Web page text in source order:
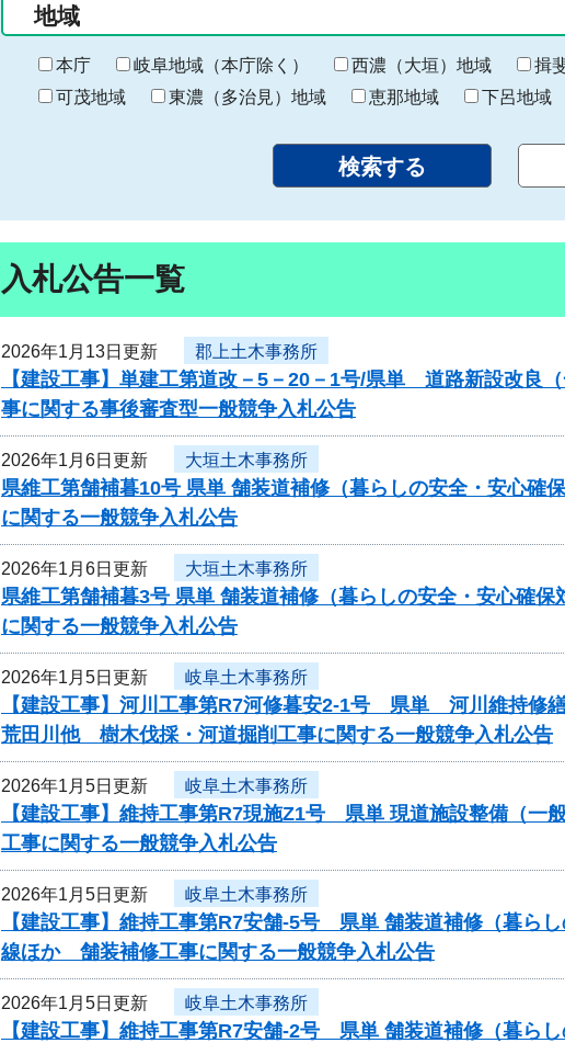
の
始
ま
り
終
わ
り
地域
本庁 岐阜地域（本庁除く） 西濃（大垣）地域 揖
可茂地域
東濃（多治見）地域 恵那地域 下呂地域
入札公告一覧
2026年1月13日更新 郡上土木事務所
【建設工事】単建工第道改－5－20－1号/県単 道路新設改良
事に関する事後審査型一般競争入札公告
2026年1月6日更新 大垣土木事務所
県維工第舗補暮10号 県単 舗装道補修（暮らしの安全・安心確
に関する一般競争入札公告
2026年1月6日更新 大垣土木事務所
県維工第舗補暮3号 県単 舗装道補修（暮らしの安全・安心確
に関する一般競争入札公告
2026年1月5日更新 岐阜土木事務所
【建設工事】河川工事第R7河修暮安2-1号 県単 河川維持修
荒田川他 樹木伐採・河道掘削工事に関する一般競争入札公告
2026年1月5日更新 岐阜土木事務所
【建設工事】維持工事第R7現施Z1号 県単 現道施設整備（
工事に関する一般競争入札公告
2026年1月5日更新 岐阜土木事務所
【建設工事】維持工事第R7安舗-5号 県単 舗装道補修（暮ら
線ほか 舗装補修工事に関する一般競争入札公告
2026年1月5日更新 岐阜土木事務所
【建設工事】維持工事第R7安舗-2号 県単 舗装道補修（暮ら